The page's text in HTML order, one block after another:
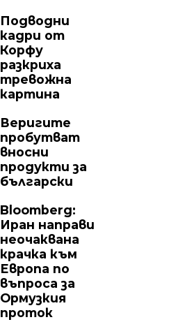
Подводни
кадри от
Корфу
разкриха
тревожна
картина
Веригите
пробутват
вносни
продукти за
български
Bloomberg:
Иран направи
неочаквана
крачка към
Европа по
въпроса за
Ормузкия
проток